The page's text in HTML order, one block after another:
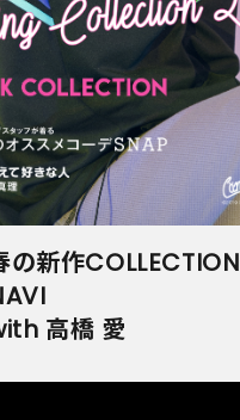
の新作COLLECTION
高橋 愛